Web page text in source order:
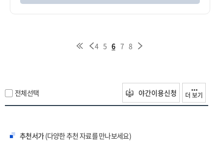
4 5 6 7 8
전체선택 야간이용신청 더 보기
추천서가(다양한 추천 자료를 만나보세요)